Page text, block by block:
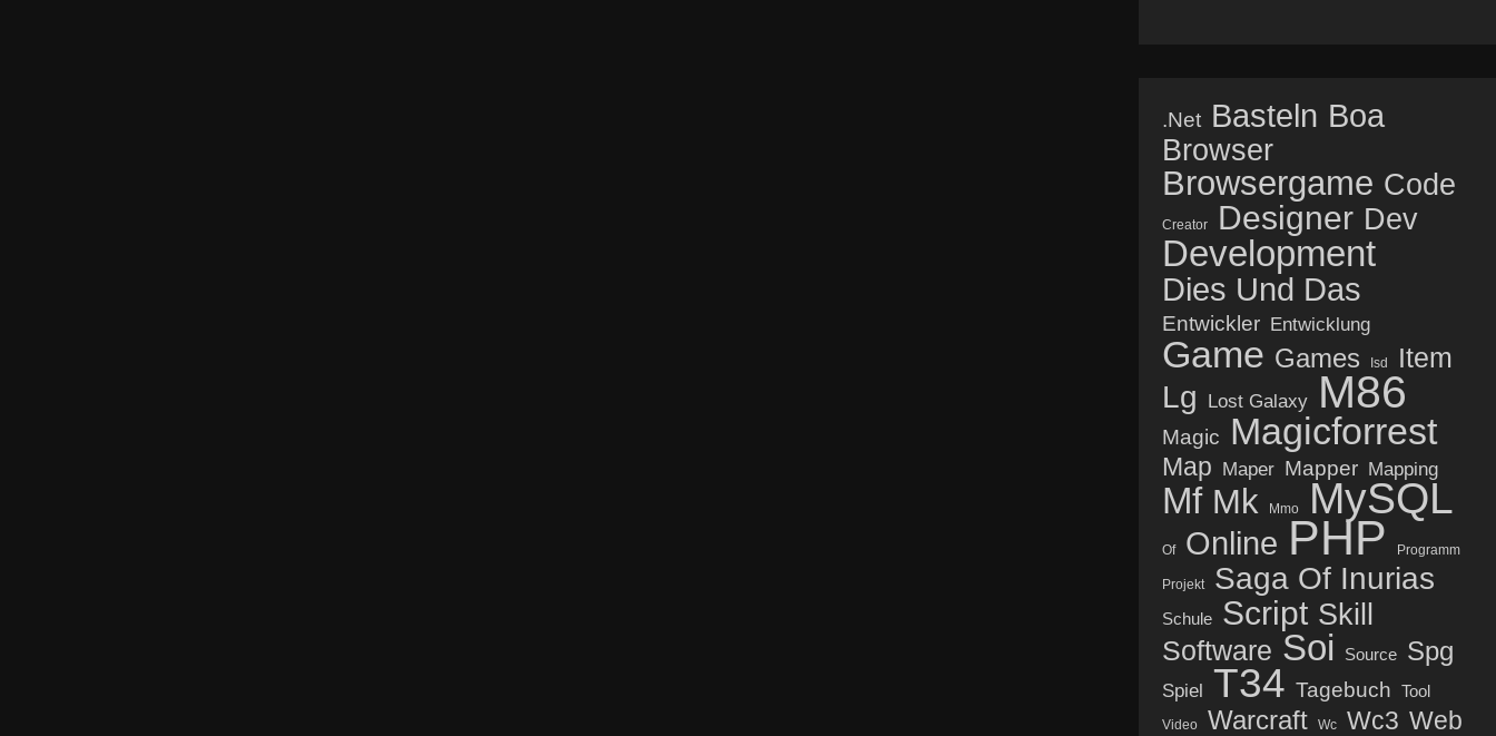
.net Basteln Boa
Browser
Browsergame Code
Creator Designer Dev
Development
Dies Und Das
Entwickler Entwicklung
Game Games Isd Item
Lg Lost Galaxy M86
Magic Magicforrest
Map Maper Mapper Mapping
Mf Mk Mmo MySQL
Of Online PHP Programm
Projekt Saga Of Inurias
Schule Script Skill
Software Soi Source Spg
Spiel T34 Tagebuch Tool
Video Warcraft Wc Wc3 Web